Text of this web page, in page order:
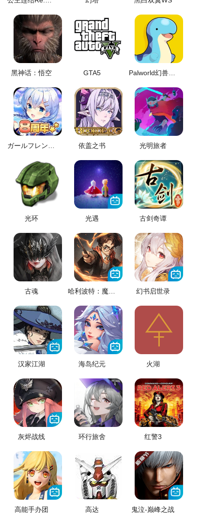
黑神话：悟空 GTA5 Palworld幻兽帕鲁中文百科
ガールフレンド（仮） 依盖之书 光明旅者
光环 光遇 古剑奇谭
古魂 哈利波特：魔法觉醒 幻书启世录
汉家江湖 海岛纪元 火湖
灰烬战线 环行旅舍 红警3
高能手办团 高达 鬼泣-巅峰之战